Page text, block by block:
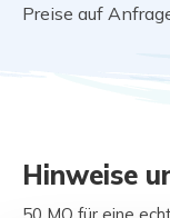
Preise auf
Hinweise